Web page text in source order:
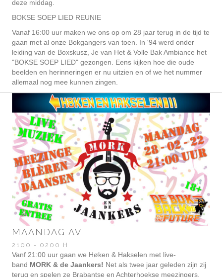
deze middag.
BOKSE SOEP LIED REUNIE
Vanaf 16:00 uur maken we ons op om 28 jaar terug in de tijd te
gaan met al onze Bokgangers van toen. In '94 werd onder
leiding van de Boxskusz, Je van Het & Volle Bak Ambiance het
"BOKSE SOEP LIED" gezongen. Eens kijken hoe die oude
beelden en herinneringen er nu uitzien en of we het nummer
allemaal nog mee kunnen zingen.
MAANDAG AV
2100 - 0200 H
Vanf 21:00 uur gaan we Høken & Hakselen met live-
band MORK & de Jaankers! Net als twee jaar geleden zijn zij
terug en spelen ze Brabantse en Achterhoekse meezingers.